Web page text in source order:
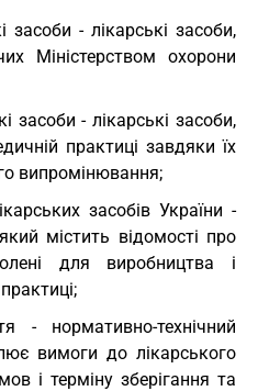
засоби - лікарські засоби,
Міністерством охорони
засоби - лікарські засоби,
практиці завдяки їх
випромінювання;
засобів України -
містить відомості про
для виробництва і
- нормативно-технічний
вимоги до лікарського
і терміну зберігання та